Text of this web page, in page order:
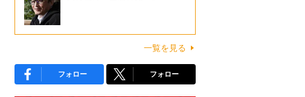
一覧を見る
フォロー フォロー